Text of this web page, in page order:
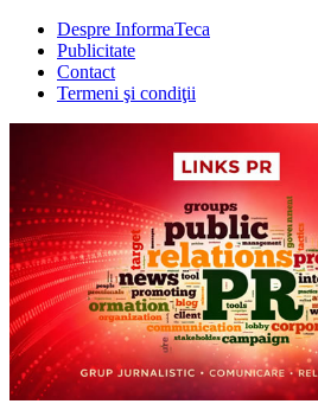
Despre InformaTeca
Publicitate
Contact
Termeni şi condiţii